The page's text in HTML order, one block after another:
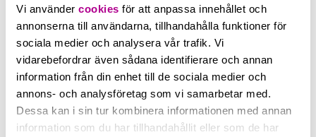
Vi använder cookies för att anpassa innehållet och
annonserna till användarna, tillhandahålla funktioner för
sociala medier och analysera vår trafik. Vi
vidarebefordrar även sådana identifierare och annan
information från din enhet till de sociala medier och
annons- och analysföretag som vi samarbetar med.
Dessa kan i sin tur kombinera informationen med annan
information som du har tillhandahållit eller som de har
och behandlar dina uppgifter enligt vår
integritetspolicy
.
Skicka